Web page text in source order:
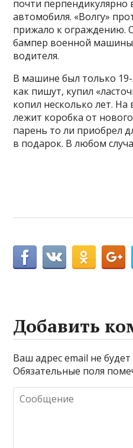
почти перпендикулярно
автомобиля. «Волгу»
прижало к ограждению.
бампер военной
водителя.
В машине был только
как пишут, купил
копил несколько лет.
лежит коробка от
парень то ли приобрел
в подарок. В любом
Добавить
Ваш адрес email не
Обязательные поля